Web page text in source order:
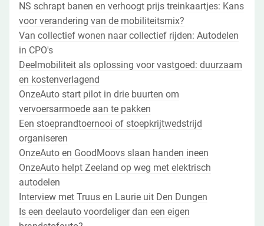
NS schrapt banen en verhoogt prijs treinkaartjes: Kans
voor verandering van de mobiliteitsmix?
Van collectief wonen naar collectief rijden: Autodelen
in CPO's
Deelmobiliteit als oplossing voor vastgoed: duurzaam
en kostenverlagend
OnzeAuto start pilot in drie buurten om
vervoersarmoede aan te pakken
Een stoeprandtoernooi of stoepkrijtwedstrijd
organiseren
OnzeAuto en GoodMoovs slaan handen ineen
OnzeAuto helpt Zeeland op weg met elektrisch
autodelen
Interview met Truus en Laurie uit Den Dungen
Is een deelauto voordeliger dan een eigen